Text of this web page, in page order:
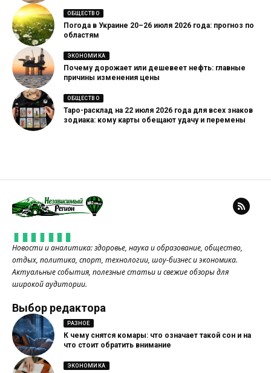
ОБЩЕСТВО
Погода в Украине 20–26 июля 2026 года: прогноз по
областям
ЭКОНОМИКА
Почему дорожает или дешевеет нефть: главные
причины изменения цены
ОБЩЕСТВО
Таро-расклад на 22 июля 2026 года для всех знаков
зодиака: кому карты обещают удачу и перемены
Новости и аналитика: здоровье, наука и образование, общество,
отдых, политика, спорт, технологии, шоу-бизнес и экономика.
Актуальные события, полезные статьи и свежие обзоры для
широкой аудитории.
Выбор редактора
РАЗНОЕ
К чему снятся комары: что означает такой сон и на
что стоит обратить внимание
ЭКОНОМИКА